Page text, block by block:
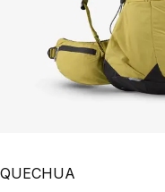
QUECHUA